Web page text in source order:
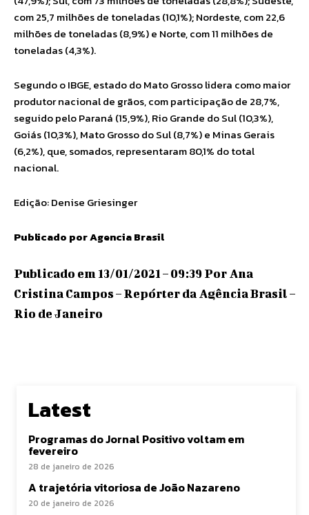
com 25,7 milhões de toneladas (10,1%); Nordeste, com 22,6
milhões de toneladas (8,9%) e Norte, com 11 milhões de
toneladas (4,3%).
Segundo o IBGE, estado do Mato Grosso lidera como maior
produtor nacional de grãos, com participação de 28,7%,
seguido pelo Paraná (15,9%), Rio Grande do Sul (10,3%),
Goiás (10,3%), Mato Grosso do Sul (8,7%) e Minas Gerais
(6,2%), que, somados, representaram 80,1% do total
nacional.
Edição: Denise Griesinger
Publicado por Agencia Brasil
Publicado em 13/01/2021 – 09:39 Por Ana
Cristina Campos – Repórter da Agência Brasil –
Rio de Janeiro
Latest
Programas do Jornal Positivo voltam em
fevereiro
28 de janeiro de 2026
A trajetória vitoriosa de João Nazareno
20 de janeiro de 2026